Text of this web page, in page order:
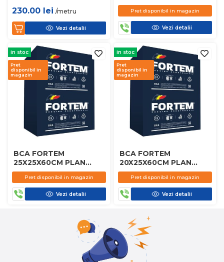
230.00 lei /metru
Vezi detalii
D450
Pret disponibil in magazin
Vezi detalii
in stoc
Pret
disponibil in
magazin
BCA FORTEM
25X25X60CM PLAN
D450
Pret disponibil in magazin
Vezi detalii
in stoc
Pret
disponibil in
magazin
BCA FORTEM
20X25X60CM PLAN
D450
Pret disponibil in magazin
Vezi detalii